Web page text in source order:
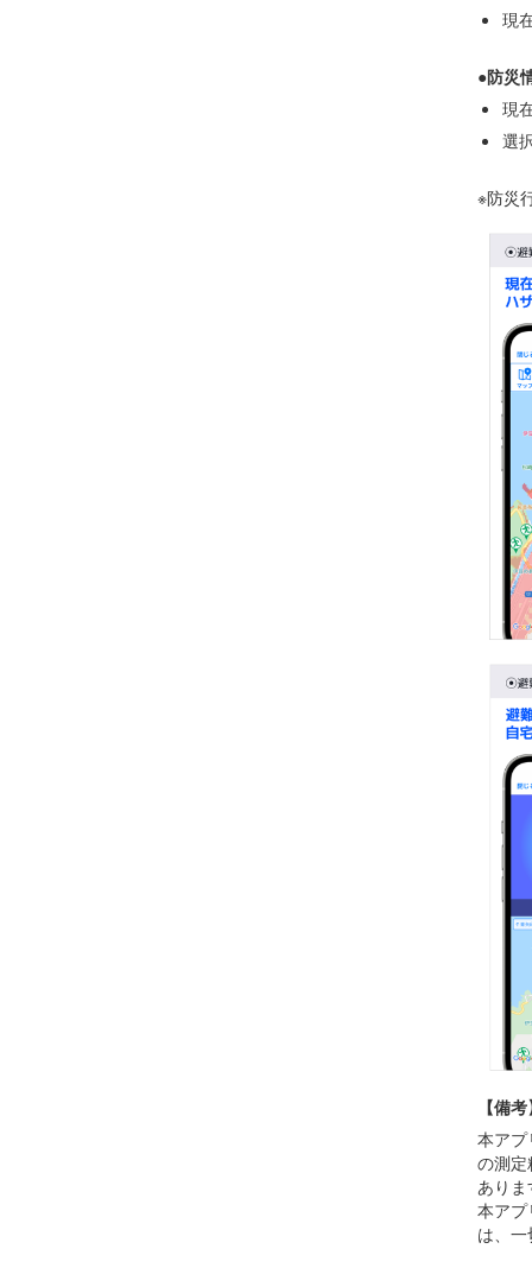
現
●防災
現
選
※防災
【備
本アプ
の測
あり
本ア
は、